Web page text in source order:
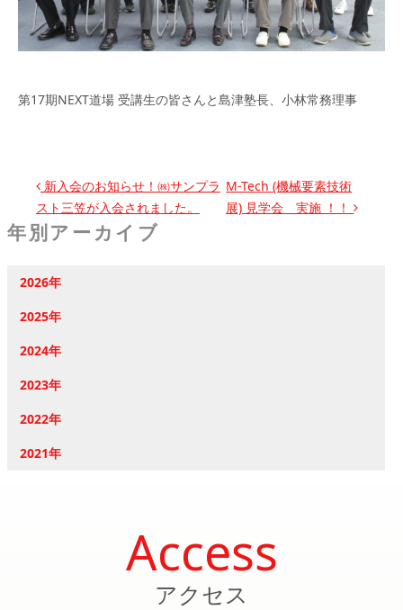
第17期NEXT道場 受講生の皆さんと島津塾長、小林常務理事
投稿ナビゲーション
新入会のお知らせ！㈱サンプラ
スト三笠が入会されました。
M-Tech (機械要素技術
展) 見学会 実施 ！！
年別アーカイブ
2026年
2025年
2024年
2023年
2022年
2021年
Access
アクセス